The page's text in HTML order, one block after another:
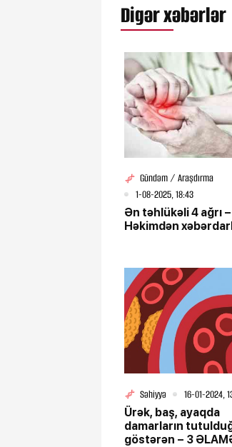
Digər xəbərlər
Gündəm / Araşdırma
1-08-2025, 18:43
Ən təhlükəli 4 ağrı –
Həkimdən
Səhiyyə
16-01-2024,
Ürək, baş, ayaqda
damarların
göstərən – 3